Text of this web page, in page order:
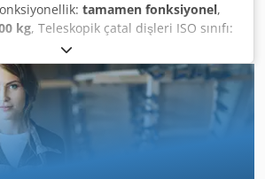
tamamen fonksiyonel,
kg, Teleskopik çatal dişleri ISO sınıfı:
- 2.500 kg Durum: Kullanıma hazır ve
Ahezl Ir Neqeck Teknik durum: İyi
cm) Kapasite 4500 kg Açılma aralığı
uzunluğu 1550 mm, boyutlar 150x45,